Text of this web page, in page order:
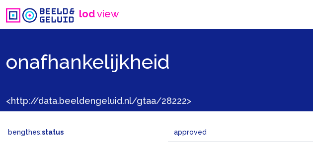
lodview
onafhankelijkheid
<http://data.beeldengeluid.nl/gtaa/28222>
bengthes:status approved